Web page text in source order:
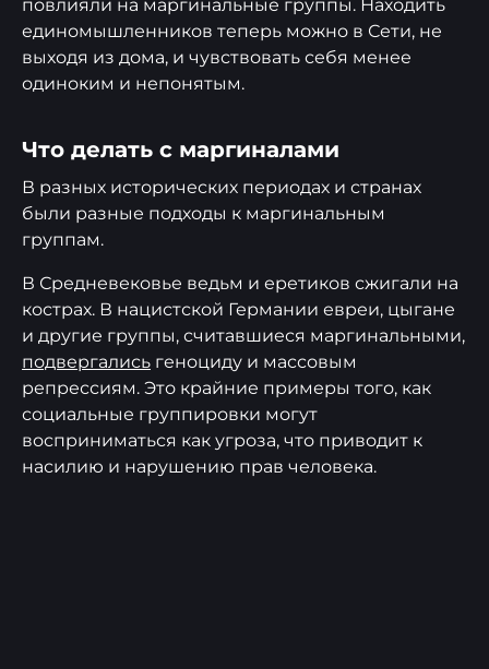
повлияли на маргинальные группы. Находить
единомышленников теперь можно в Сети, не
выходя из дома, и чувствовать себя менее
одиноким и непонятым.
Что делать с маргиналами
В разных исторических периодах и странах
были разные подходы к маргинальным
группам.
В Средневековье ведьм и еретиков сжигали на
кострах. В нацистской Германии евреи, цыгане
и другие группы, считавшиеся маргинальными,
подвергались геноциду и массовым
репрессиям. Это крайние примеры того, как
социальные группировки могут
восприниматься как угроза, что приводит к
насилию и нарушению прав человека.